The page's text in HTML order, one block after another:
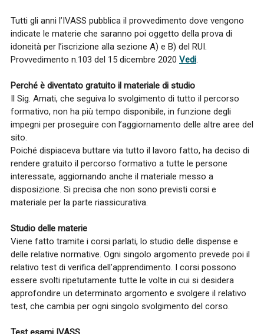
Tutti gli anni l’IVASS pubblica il provvedimento dove vengono
indicate le materie che saranno poi oggetto della prova di
idoneità per l’iscrizione alla sezione A) e B) del RUI.
Provvedimento n.103 del 15 dicembre 2020 Vedi.
Perché è diventato gratuito il materiale di studio
Il Sig. Amati, che seguiva lo svolgimento di tutto il percorso
formativo, non ha più tempo disponibile, in funzione degli
impegni per proseguire con l’aggiornamento delle altre aree del
sito.
Poiché dispiaceva buttare via tutto il lavoro fatto, ha deciso di
rendere gratuito il percorso formativo a tutte le persone
interessate, aggiornando anche il materiale messo a
disposizione. Si precisa che non sono previsti corsi e
materiale per la parte riassicurativa.
Studio delle materie
Viene fatto tramite i corsi parlati, lo studio delle dispense e
delle relative normative. Ogni singolo argomento prevede poi il
relativo test di verifica dell’apprendimento. I corsi possono
essere svolti ripetutamente tutte le volte in cui si desidera
approfondire un determinato argomento e svolgere il relativo
test, che cambia per ogni singolo svolgimento del corso.